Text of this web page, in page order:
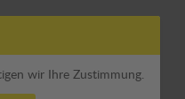
wir Ihre Zustimmung.